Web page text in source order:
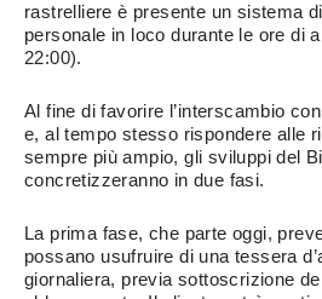
rastrelliere è presente un sistema
personale in loco durante le ore di
22:00).
Al fine di favorire l’interscambio
e, al tempo stesso rispondere alle
sempre più ampio, gli sviluppi del
concretizzeranno in due fasi.
La prima fase, che parte oggi,
possano usufruire di una tessera
giornaliera, previa sottoscrizione